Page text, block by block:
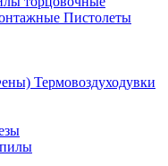
Пистолеты
Термовоздуходувки